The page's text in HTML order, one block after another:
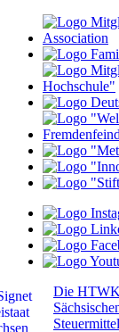
Die